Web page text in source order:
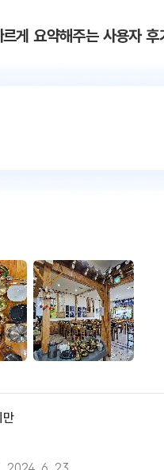
게 요약해주는 사용자 후
만